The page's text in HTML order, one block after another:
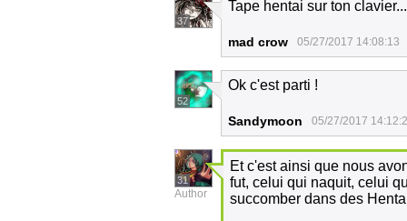
37
Tape hentai sur ton
mad crow 05/27/2017 14:08:13
52
Ok c'est parti !
Sandymoon 05/27/2017
31
Author
Et c'est ainsi que nous
fut, celui qui naquit, celui
succomber dans des